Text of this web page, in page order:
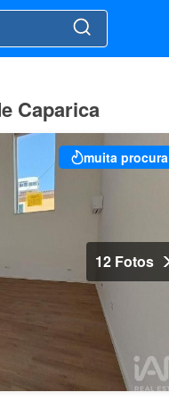
Caparica
muita procura
12 Fotos